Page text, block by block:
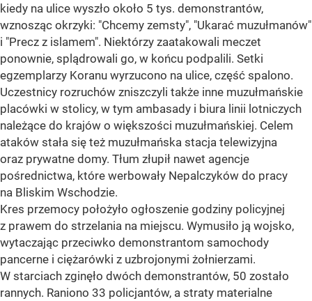
kiedy na ulice wyszło około 5 tys. demonstrantów,
wznosząc okrzyki: "Chcemy zemsty", "Ukarać muzułmanów"
i "Precz z islamem". Niektórzy zaatakowali meczet
ponownie, splądrowali go, w końcu podpalili. Setki
egzemplarzy Koranu wyrzucono na ulice, część spalono.
Uczestnicy rozruchów zniszczyli także inne muzułmańskie
placówki w stolicy, w tym ambasady i biura linii lotniczych
należące do krajów o większości muzułmańskiej. Celem
ataków stała się też muzułmańska stacja telewizyjna
oraz prywatne domy. Tłum złupił nawet agencje
pośrednictwa, które werbowały Nepalczyków do pracy
na Bliskim Wschodzie.
Kres przemocy położyło ogłoszenie godziny policyjnej
z prawem do strzelania na miejscu. Wymusiło ją wojsko,
wytaczając przeciwko demonstrantom samochody
pancerne i ciężarówki z uzbrojonymi żołnierzami.
W starciach zginęło dwóch demonstrantów, 50 zostało
rannych. Raniono 33 policjantów, a straty materialne